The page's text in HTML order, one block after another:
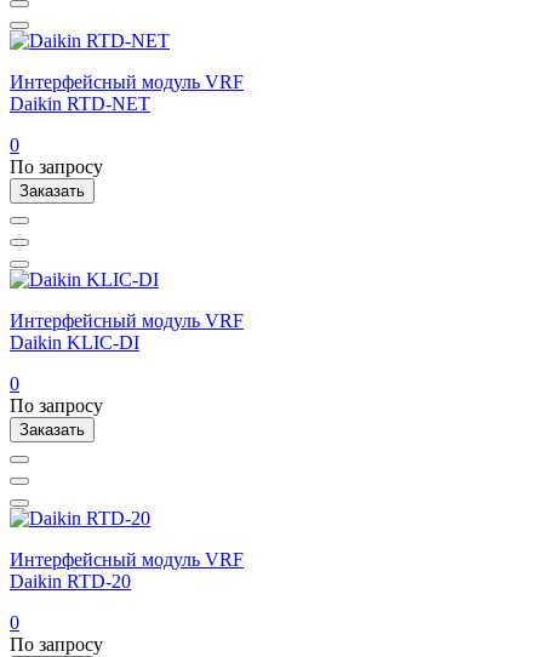
Интерфейсный модуль VRF
Daikin RTD-NET
0
По запросу
Заказать
Интерфейсный модуль VRF
Daikin KLIC-DI
0
По запросу
Заказать
Интерфейсный модуль VRF
Daikin RTD-20
0
По запросу